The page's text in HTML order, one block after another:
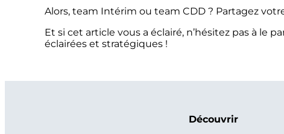
Alors, team Intérim ou team CDD ? Partagez
Et si cet article vous a éclairé, n’hésitez pas à le
éclairées et stratégiques !
Découvrir